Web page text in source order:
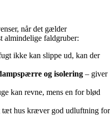
når det gælder
almindelige faldgruber:
ikke kan slippe ud, kan der
og isolering – giver
kan revne, mens en for blød
tæt hus kræver god udluftning for